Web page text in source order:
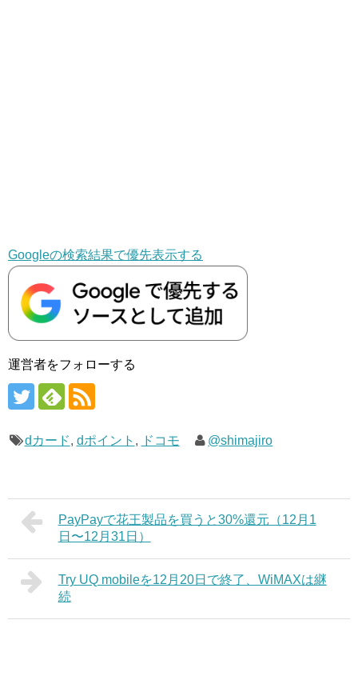
Googleの検索結果で優先表示する
運営者をフォローする
dカード, dポイント , ドコモ @shimajiro
PayPayで花王製品を買うと30%還元（12月1
日〜12月31日）
Try UQ mobileを12月20日で終了、WiMAXは継
続